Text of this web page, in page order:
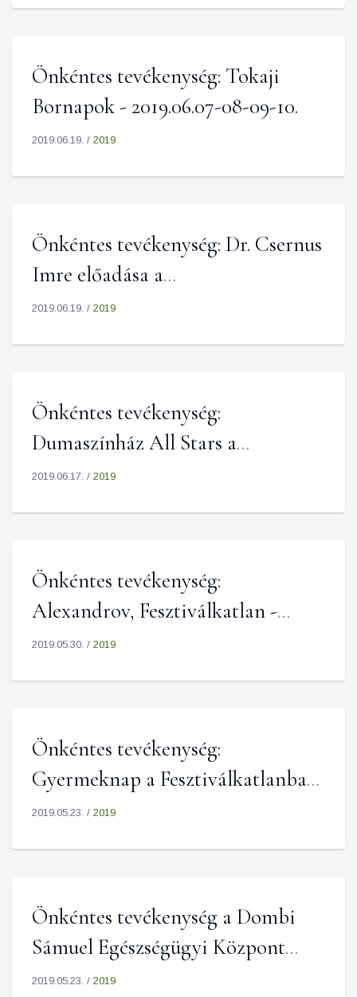
Önkéntes tevékenység: Tokaji
Bornapok - 2019.06.07-08-09-10.
2019.06.19. / 2019
Önkéntes tevékenység: Dr. Csernus
Imre előadása a
Fesztiválkatlanban – 2019.06.26.
2019.06.19. / 2019
Önkéntes tevékenység:
Dumaszínház All Stars a
Fesztiválkatlanban – 2019.06.21.
2019.06.17. / 2019
Önkéntes tevékenység:
Alexandrov, Fesztiválkatlan -
2019.06.01.
2019.05.30. / 2019
Önkéntes tevékenység:
Gyermeknap a Fesztiválkatlanban
2019.05.26.
2019.05.23. / 2019
Önkéntes tevékenység a Dombi
Sámuel Egészségügyi Központ
szervezésében 2019.06.01.
2019.05.23. / 2019